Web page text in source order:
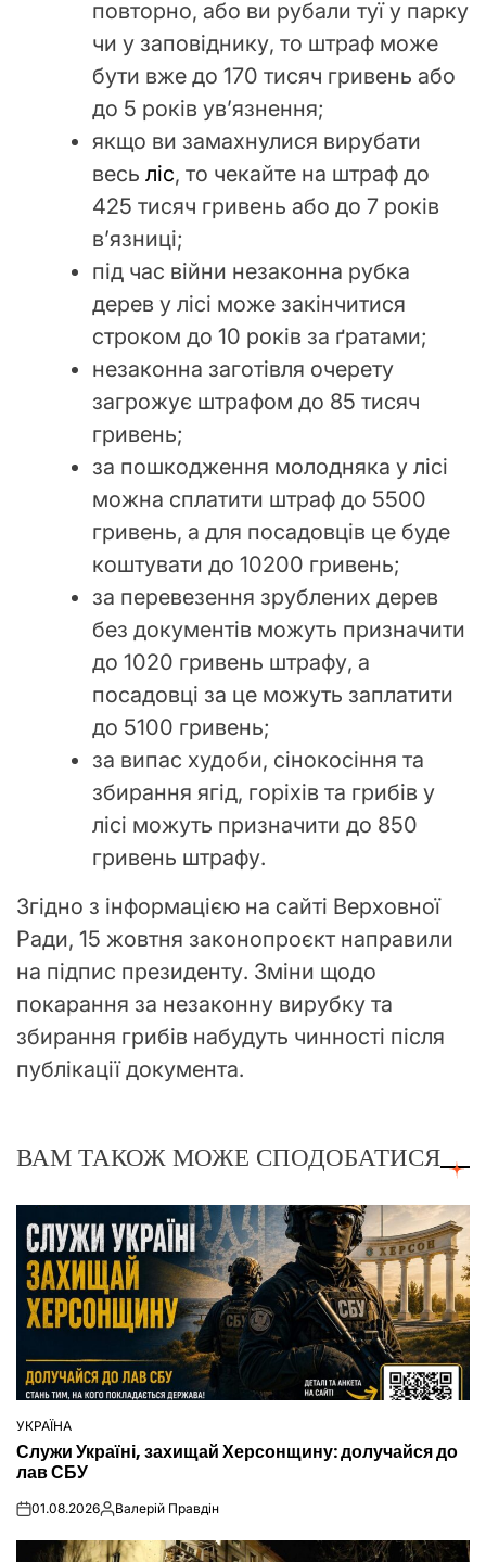
повторно, або ви рубали туї у парку
чи у заповіднику, то штраф може
бути вже до 170 тисяч гривень або
до 5 років ув’язнення;
якщо ви замахнулися вирубати
весь ліс, то чекайте на штраф до
425 тисяч гривень або до 7 років
в’язниці;
під час війни незаконна рубка
дерев у лісі може закінчитися
строком до 10 років за ґратами;
незаконна заготівля очерету
загрожує штрафом до 85 тисяч
гривень;
за пошкодження молодняка у лісі
можна сплатити штраф до 5500
гривень, а для посадовців це буде
коштувати до 10200 гривень;
за перевезення зрублених дерев
без документів можуть призначити
до 1020 гривень штрафу, а
посадовці за це можуть заплатити
до 5100 гривень;
за випас худоби, сінокосіння та
збирання ягід, горіхів та грибів у
лісі можуть призначити до 850
гривень штрафу.
Згідно з інформацією на сайті Верховної
Ради, 15 жовтня законопроєкт направили
на підпис президенту. Зміни щодо
покарання за незаконну вирубку та
збирання грибів набудуть чинності після
публікації документа.
ВАМ ТАКОЖ МОЖЕ СПОДОБАТИСЯ
ОПУБЛІКУВАТИ
У
УКРАЇНА
Служи Україні, захищай Херсонщину: долучайся до
лав СБУ
on01.08.2026Опубліковано
Валерій Правдін